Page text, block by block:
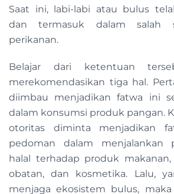
Saat ini, labi-labi atau bulus
dan termasuk dalam salah
perikanan.
Belajar dari ketentuan
merekomendasikan tiga hal.
diimbau menjadikan fatwa ini
dalam konsumsi produk pangan.
otoritas diminta menjadikan
pedoman dalam menjalankan
halal terhadap produk
obatan, dan kosmetika. Lalu,
menjaga ekosistem bulus,